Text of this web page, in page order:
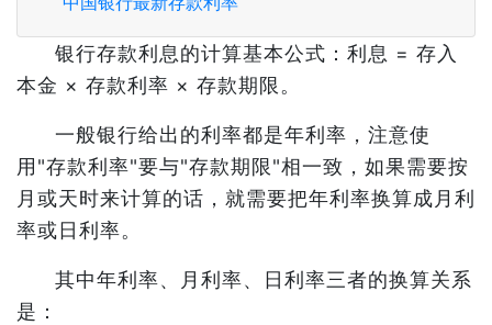
银行存款利息的计算基本公式：利息 = 存入
本金 × 存款利率 × 存款期限。
一般银行给出的利率都是年利率，注意使
用"存款利率"要与"存款期限"相一致，如果需要按
月或天时来计算的话，就需要把年利率换算成月利
率或日利率。
其中年利率、月利率、日利率三者的换算关系
是：